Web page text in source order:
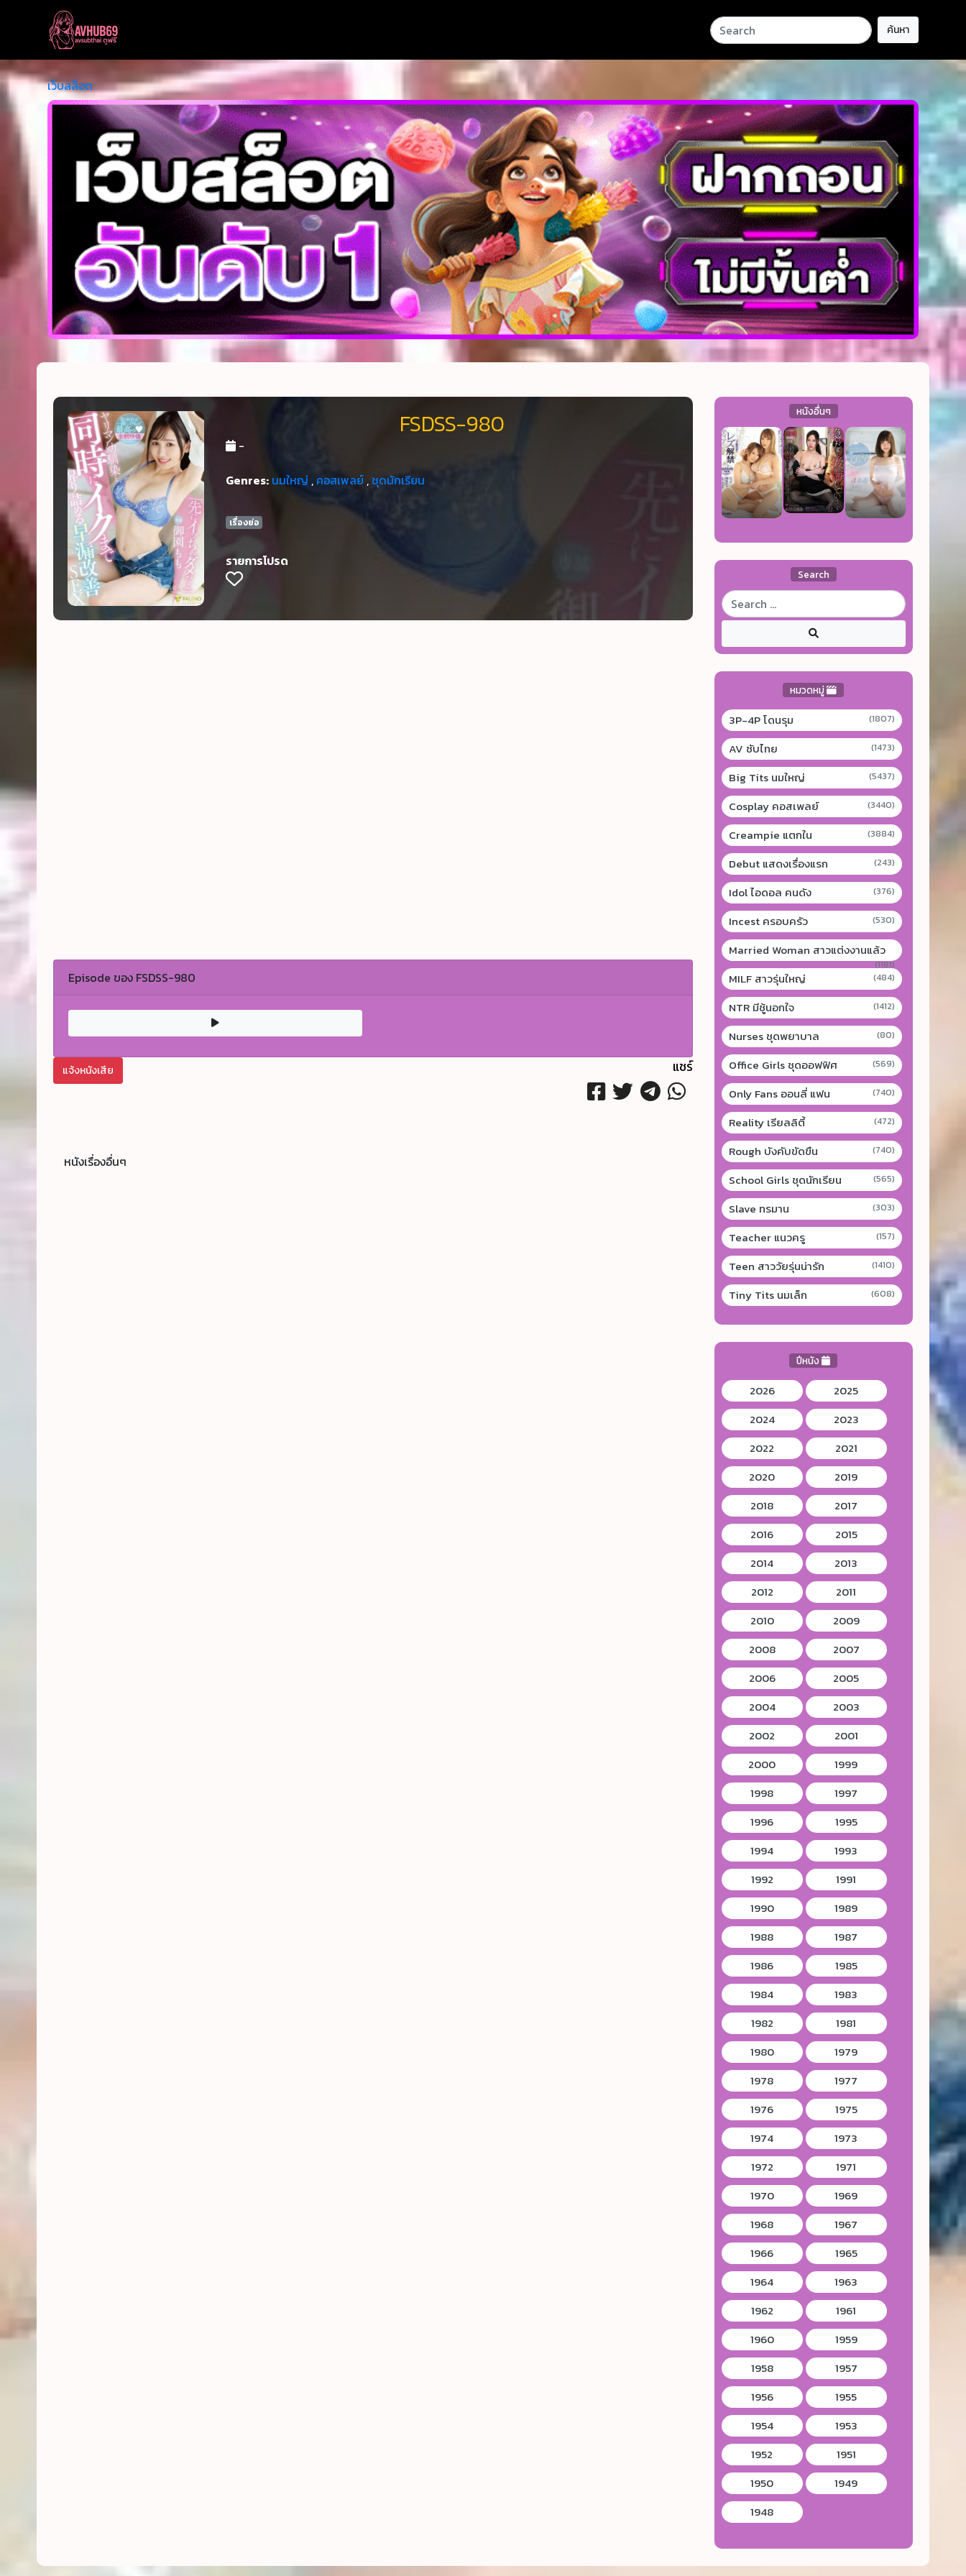
ค้นหา
เว็บสล็อต
FSDSS-980
-
Genres: นมใหญ่ , คอสเพลย์,ชุดนักเรียน
เรื่องย่อ
รายการโปรด
Episode ของ FSDSS-980
แจ้งหนังเสีย แชร์
หนังเรื่องอื่นๆ
หนังอื่นๆ
Search
หมวดหมู่
3P-4P โดนรุม (1807)
AV ซับไทย (1473)
Big Tits นมใหญ่ (5437)
Cosplay คอสเพลย์ (3440)
Creampie แตกใน (3884)
Debut แสดงเรื่องแรก (243)
Idol ไอดอล คนดัง (376)
Incest ครอบครัว (530)
Married Woman สาวแต่งงานแล้ว
(1181)
MILF สาวรุ่นใหญ่ (484)
NTR มีชู้นอกใจ (1412)
Nurses ชุดพยาบาล (80)
Office Girls ชุดออฟฟิศ (569)
Only Fans ออนลี่ แฟน (740)
Reality เรียลลิตี้ (472)
Rough บังคับขัดขืน (740)
School Girls ชุดนักเรียน (565)
Slave ทรมาน (303)
Teacher แนวครู (157)
Teen สาววัยรุ่นน่ารัก (1410)
Tiny Tits นมเล็ก (608)
ปีหนัง
2026
2025
2024
2023
2022
2021
2020
2019
2018
2017
2016
2015
2014
2013
2012
2011
2010
2009
2008
2007
2006
2005
2004
2003
2002
2001
2000
1999
1998
1997
1996
1995
1994
1993
1992
1991
1990
1989
1988
1987
1986
1985
1984
1983
1982
1981
1980
1979
1978
1977
1976
1975
1974
1973
1972
1971
1970
1969
1968
1967
1966
1965
1964
1963
1962
1961
1960
1959
1958
1957
1956
1955
1954
1953
1952
1951
1950
1949
1948